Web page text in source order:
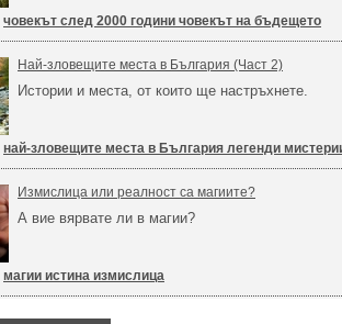
човекът след 2000 години човекът на бъдещето
Най-зловещите места в България (Част 2)
Истории и места, от които ще настръхнете.
най-зловещите места в България легенди
Измислица или реалност са магиите?
А вие вярвате ли в магии?
магии истина измислица